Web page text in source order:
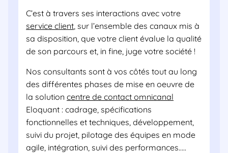
C’est à travers ses interactions avec votre
service client, sur l’ensemble des canaux mis à
sa disposition, que votre client évalue la qualité
de son parcours et, in fine, juge votre société !
Nos consultants sont à vos côtés tout au long
des différentes phases de mise en oeuvre de
la solution centre de contact omnicanal
Eloquant : cadrage, spécifications
fonctionnelles et techniques, développement,
suivi du projet, pilotage des équipes en mode
agile, intégration, suivi des performances…..